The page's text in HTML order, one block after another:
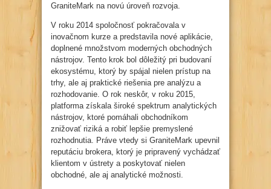
GraniteMark na novú úroveň rozvoja.
V roku 2014 spoločnosť pokračovala v
inovačnom kurze a predstavila nové aplikácie,
doplnené množstvom moderných obchodných
nástrojov. Tento krok bol dôležitý pri budovaní
ekosystému, ktorý by spájal nielen prístup na
trhy, ale aj praktické riešenia pre analýzu a
rozhodovanie. O rok neskôr, v roku 2015,
platforma získala široké spektrum analytických
nástrojov, ktoré pomáhali obchodníkom
znižovať riziká a robiť lepšie premyslené
rozhodnutia. Práve vtedy si GraniteMark upevnil
reputáciu brokera, ktorý je pripravený vychádzať
klientom v ústrety a poskytovať nielen
obchodné, ale aj analytické možnosti.